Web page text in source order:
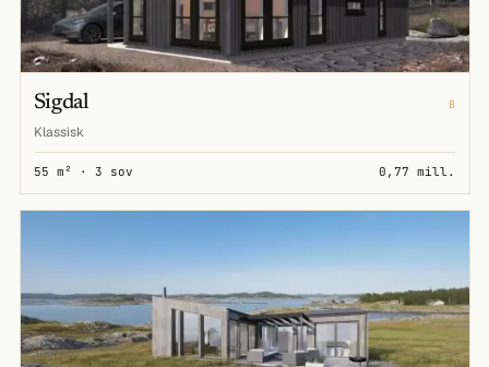
Sigdal B
Klassisk
55 m² · 3 sov 0,77 mill.